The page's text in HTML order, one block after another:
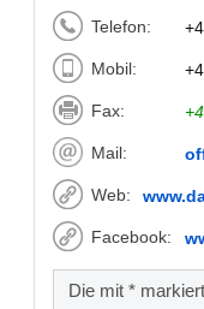
Telefon:
Mobil:
Fax:
Mail:
Web:
Facebook:
Die mit *